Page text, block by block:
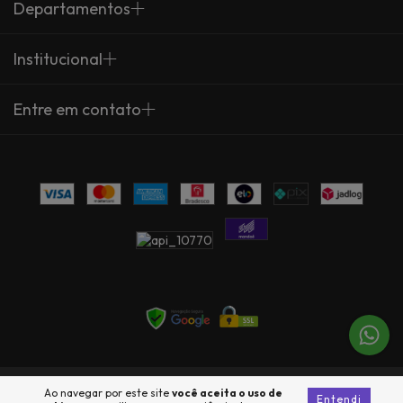
Ao navegar por este site você aceita o uso de
Entendi
Departamentos
Institucional
Entre em contato
Copyright Arte Própria - 23735360000137 - 2026. Todos os direitos